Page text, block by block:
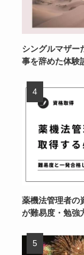
シングルマザー
事を辞めた体験
薬機法管理者の
が難易度・勉強